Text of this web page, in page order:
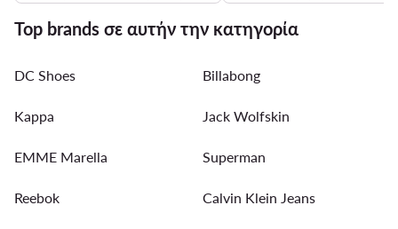
Top brands σε αυτήν την κατηγορία
DC Shoes Billabong
Kappa Jack Wolfskin
EMME Marella Superman
Reebok Calvin Klein Jeans